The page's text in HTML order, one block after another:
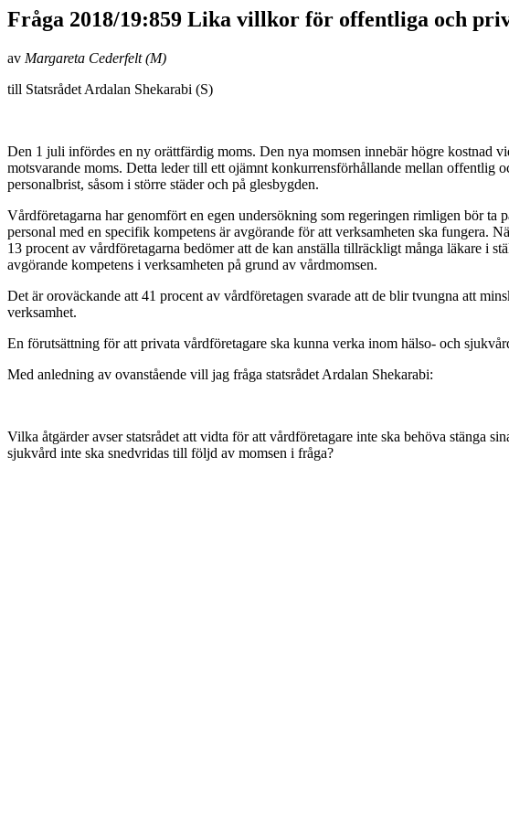
Fråga 2018/19:859 Lika villkor för offentliga och
av Margareta Cederfelt (M)
till Statsrådet Ardalan Shekarabi (S)
Den 1 juli infördes en ny orättfärdig moms. Den nya momsen innebär högre kostnad
motsvarande moms. Detta leder till ett ojämnt konkurrensförhållande mellan offentlig
personalbrist, såsom i större städer och på glesbygden.
Vårdföretagarna har genomfört en egen undersökning som regeringen rimligen bör
personal med en specifik kompetens är avgörande för att verksamheten ska fungera.
13 procent av vårdföretagarna bedömer att de kan anställa tillräckligt många läkare i
avgörande kompetens i verksamheten på grund av vårdmomsen.
Det är oroväckande att 41 procent av vårdföretagen svarade att de blir tvungna att
verksamhet.
En förutsättning för att privata vårdföretagare ska kunna verka inom hälso- och
Med anledning av ovanstående vill jag fråga statsrådet Ardalan Shekarabi:
Vilka åtgärder avser statsrådet att vidta för att vårdföretagare inte ska behöva stänga
sjukvård inte ska snedvridas till följd av momsen i fråga?